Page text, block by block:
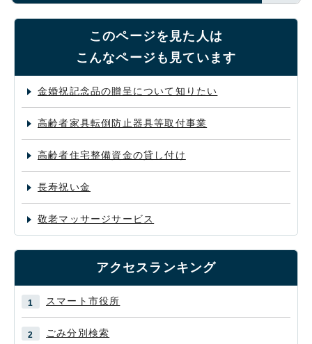
このページを見た人は
こんなページも見ています
金婚祝記念品の贈呈について知りたい
高齢者家具転倒防止器具等取付事業
高齢者住宅整備資金の貸し付け
長寿祝い金
敬老マッサージサービス
アクセスランキング
スマート市役所
ごみ分別検索